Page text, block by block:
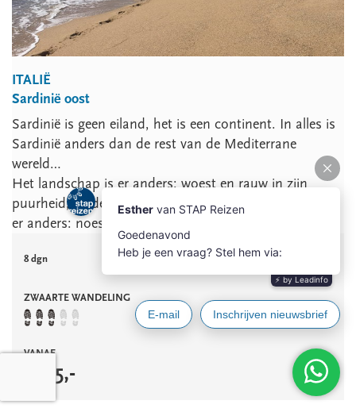
ITALIË
Sardinië oost
Sardinië is geen eiland, het is een continent. In alles is
Sardinië anders dan de rest van de Mediterrane
wereld…
Het landschap is er anders: woest en rauw in zijn
puurheid, helder en rijk in zijn kleuren. De mensen zijn
er anders: noeste koppen bov...
8 dgn
ZWAARTE WANDELING
VANAF
765,-